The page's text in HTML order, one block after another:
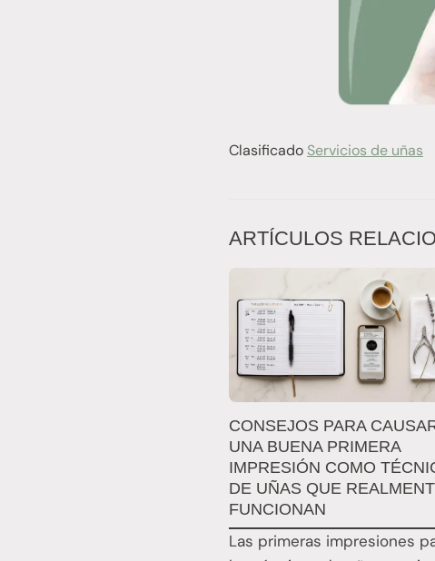
Clasificado Servicios de uñas
ARTÍCULOS
CONSEJOS PARA
UNA BUENA PRIMERA
IMPRESIÓN COMO
DE UÑAS QUE
FUNCIONAN
Las primeras impresiones